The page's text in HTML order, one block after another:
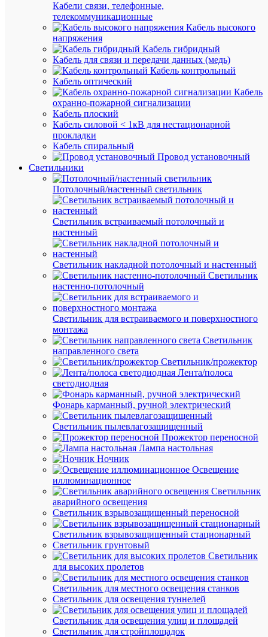
Кабели связи, телефонные,
телекоммуникационные
Кабель высокого
напряжения
Кабель гибридный
Кабель для связи и передачи данных (медь)
Кабель контрольный
Кабель оптический
Кабель
охранно-пожарной сигнализации
Кабель плоский
Кабель силовой < 1кВ для нестационарной
прокладки
Кабель спиральный
Провод установочный
Светильники
Потолочный/настенный светильник
Светильник встраиваемый потолочный и
настенный
Светильник накладной потолочный и настенный
Светильник
настенно-потолочный
Светильник для встраиваемого и поверхностного
монтажа
Светильник
направленного света
Светильник/прожектор
Лента/полоса
светодиодная
Фонарь карманный, ручной электрический
Светильник пылевлагозащищенный
Прожектор переносной
Лампа настольная
Ночник
Освещение
иллюминационное
Светильник
аварийного освещения
Светильник взрывозащищенный переносной
Светильник взрывозащищенный стационарный
Светильник грунтовый
Светильник
для высоких пролетов
Светильник для местного освещения станков
Светильник для освещения туннелей
Светильник для освещения улиц и площадей
Светильник для стройплощадок
Klemsan
₽
/
шт.
Быстрый
для
клемм
VPR-
2.5
2.5
В
(1517
шт.)
Артикул
D-
VPR-
Бренд
Цена:
64.22
₽
/